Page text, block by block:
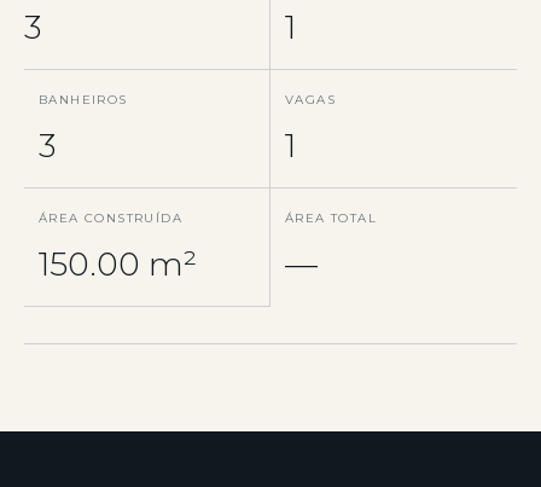
3 1
BANHEIROS
3
VAGAS
1
ÁREA CONSTRUÍDA
150.00 m²
ÁREA TOTAL
—